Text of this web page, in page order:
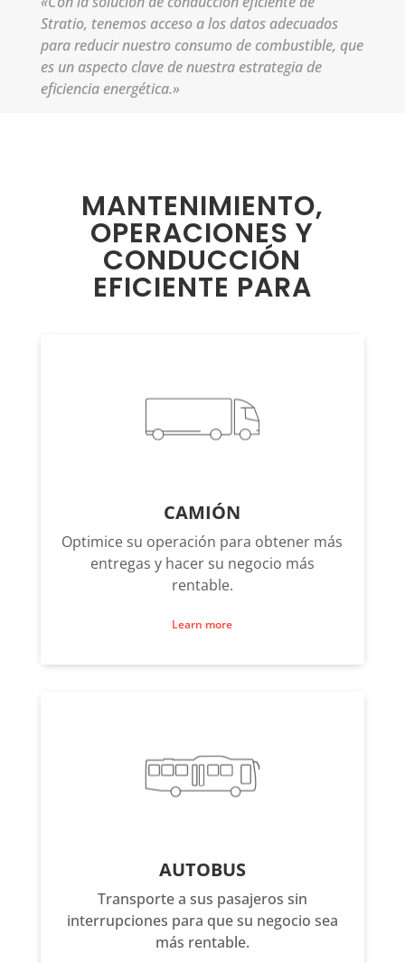
Stratio, tenemos acceso a los datos adecuados
para reducir nuestro consumo de combustible, que
es un aspecto clave de nuestra estrategia de
eficiencia energética.»
MANTENIMIENTO,
OPERACIONES Y
CONDUCCIÓN
EFICIENTE PARA
CAMIÓN
Optimice su operación para obtener más
entregas y hacer su negocio más
rentable.
Learn more
AUTOBUS
Transporte a sus pasajeros sin
interrupciones para que su negocio sea
más rentable.